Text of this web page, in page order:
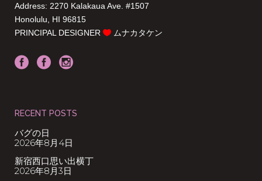
Address: 2270 Kalakaua Ave. #1507
Honolulu, HI 96815
PRINCIPAL DESIGNER
ムナカタケン
RECENT POSTS
バグの日
2026年8月4日
新宿西口思い出横丁
2026年8月3日